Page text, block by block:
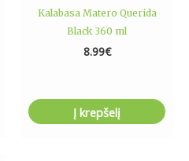
Kalabasa Matero Querida
Black 360 ml
8.99€
Į krepšelį